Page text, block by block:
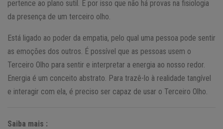
pertence ao plano sutil. É por isso que não há provas na fisiologia
da presença de um terceiro olho.
Está ligado ao poder da empatia, pelo qual uma pessoa pode sentir
as emoções dos outros. É possível que as pessoas usem o
Terceiro Olho para sentir e interpretar a energia ao nosso redor.
Energia é um conceito abstrato. Para trazê-lo à realidade tangível
e interagir com ela, é preciso ser capaz de usar o Terceiro Olho.
Saiba mais :